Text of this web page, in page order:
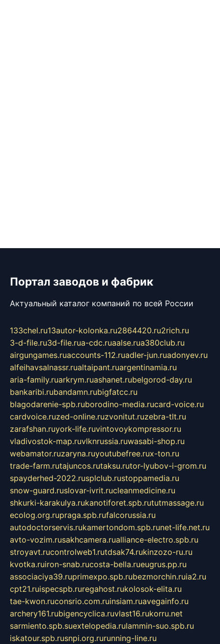
Портал заводов и фабрик
Актуальный каталог компаний по всей России
133chel.ru13autor-kolonka.ru2864420.ru2rich.ru
3-d-file.ru3d-file.rua-cdc.ruaalse.rua380club.ru
airgungames.ruaccounts-112.ruadler-jun.ruadonyev.ru
alfeihavsalnassr.rualtaipant.ruargentinamia.ru
aria-family.ruarkrym.ruashanet.rubelgorod-day.ru
bankaribi.rubandamn.rubigfatcc.ru
blagodarenie-spb.ruborodino-media.rucard-voice.ru
cardvoice.ruzed-online.ruzvonitut.ruzebra-tlt.ru
zarafshan.ruyork-life.ruvintovoykompressor.ru
vladivostok-map.ruvlknrussia.ruwasabi-shop.ru
webamator.ruzaryna.ruyoutubefree.rux-ton.ru
trade-farm.rutajuncos.rutaksu.rutor-lyubov-i-grom.ru
spayderhed-2022.rusplclub.rustoppamedia.ru
snow-guard.ruslovar-ivrit.rucleanmedicine.ru
shkurki-karakulya.rukanotiforet.spb.rututmassage.ru
ecolog.org.rupraga.spb.rufalcorussia.ru
autodoctorservis.rukamertondom.spb.runet-life.net.ru
avto-vozim.rusakhcamera.rualliance-electro.spb.ru
stroyavt.rucontrolweb1.rutdsak74.rukinzozo-ru.ru
kvotka.ruiron-snab.rucosta-bella.rueugrus.pp.ru
associaciya39.ruprimexpo.spb.rubezmorchin.ruia2.ru
cpt21.ruispecspb.ruregahost.rukolosok-elita.ru
tae-kwon.ruconsrio.com.ruinsiam.ruavegainfo.ru
archery161.rubigencyclica.ruvlast16.rukorru.net
sarmiento.spb.suextelopedia.rulammin-suo.spb.ru
iskatour.spb.rusnpi.org.rurunning-line.ru